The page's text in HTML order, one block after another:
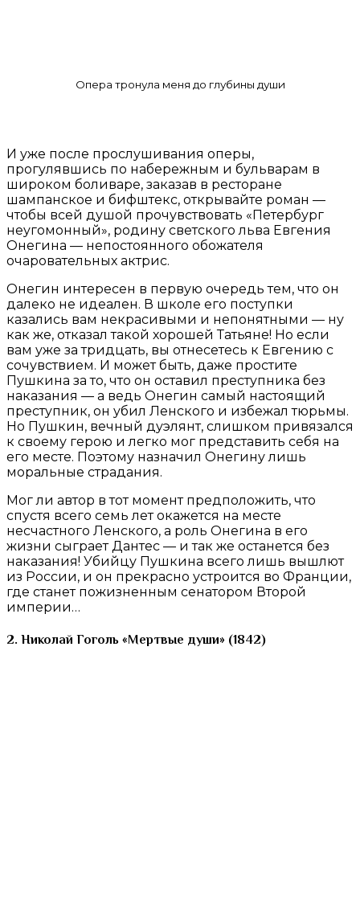
Опера тронула меня до глубины души
И уже после прослушивания оперы,
прогулявшись по набережным и бульварам в
широком боливаре, заказав в ресторане
шампанское и бифштекс, открывайте роман —
чтобы всей душой прочувствовать «Петербург
неугомонный», родину светского льва Евгения
Онегина — непостоянного обожателя
очаровательных актрис.
Онегин интересен в первую очередь тем, что он
далеко не идеален. В школе его поступки
казались вам некрасивыми и непонятными — ну
как же, отказал такой хорошей Татьяне! Но если
вам уже за тридцать, вы отнесетесь к Евгению с
сочувствием. И может быть, даже простите
Пушкина за то, что он оставил преступника без
наказания — а ведь Онегин самый настоящий
преступник, он убил Ленского и избежал тюрьмы.
Но Пушкин, вечный дуэлянт, слишком привязался
к своему герою и легко мог представить себя на
его месте. Поэтому назначил Онегину лишь
моральные страдания.
Мог ли автор в тот момент предположить, что
спустя всего семь лет окажется на месте
несчастного Ленского, а роль Онегина в его
жизни сыграет Дантес — и так же останется без
наказания! Убийцу Пушкина всего лишь вышлют
из России, и он прекрасно устроится во Франции,
где станет пожизненным сенатором Второй
империи…
2. Николай Гоголь «Мертвые души» (1842)